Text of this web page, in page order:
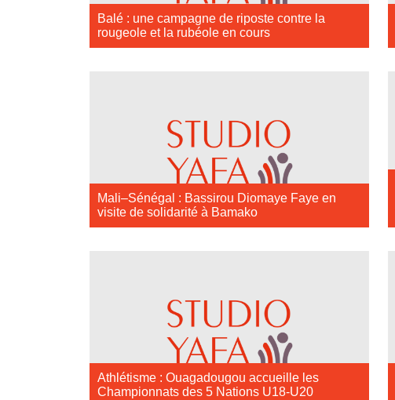
Balé : une campagne de riposte contre la
rougeole et la rubéole en cours
Mali–Sénégal : Bassirou Diomaye Faye en
visite de solidarité à Bamako
Athlétisme : Ouagadougou accueille les
Championnats des 5 Nations U18-U20